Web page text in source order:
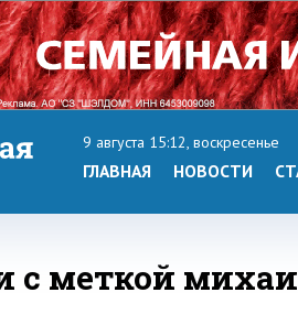
9 августа 15:12, воскресенье
ГЛАВНАЯ НОВОСТИ
с меткой